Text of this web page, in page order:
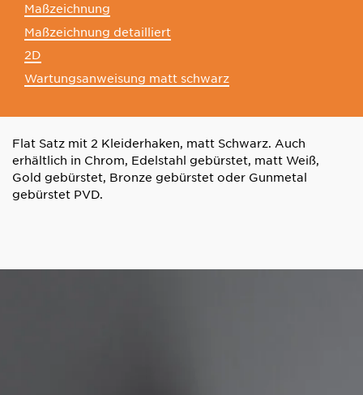
Maßzeichnung
Maßzeichnung detailliert
2D
Wartungsanweisung matt schwarz
Flat Satz mit 2 Kleiderhaken, matt Schwarz. Auch
erhältlich in Chrom, Edelstahl gebürstet, matt Weiß,
Gold gebürstet, Bronze gebürstet oder Gunmetal
gebürstet PVD.